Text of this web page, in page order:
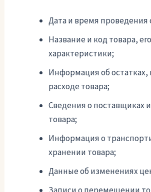
Дата и время проведения
Название и код товара,
характеристики;
Информация об остатках,
расходе товара;
Сведения о поставщиках
товара;
Информация о
хранении товара;
Данные об изменениях